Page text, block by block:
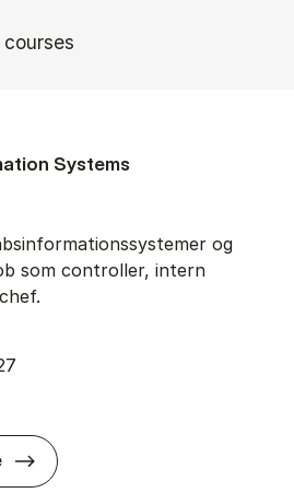
Systems
og
som controller, intern
about